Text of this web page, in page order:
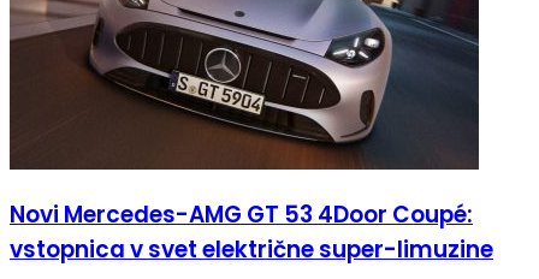
Novi Mercedes-AMG GT 53 4Door Coupé:
vstopnica v svet električne super-limuzine